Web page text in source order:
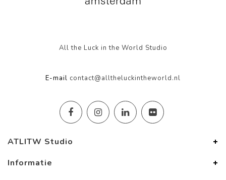
All the Luck in the World Studio
E-mail contact@alltheluckintheworld.nl
ATLITW Studio
Informatie